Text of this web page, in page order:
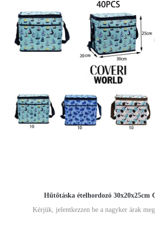
Hűtőtáska ételhordozó 30x20x25cm
Kérjük, jelentkezzen be a nagyker árak